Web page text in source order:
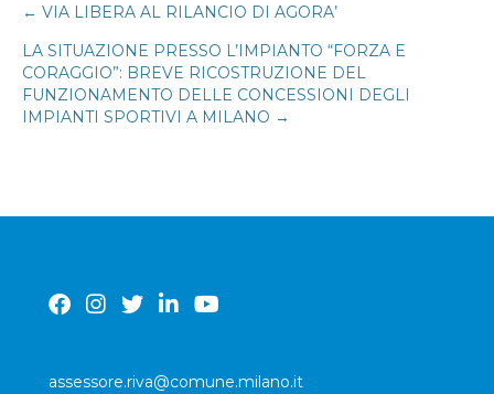
Navigazione
articoli
← VIA LIBERA AL RILANCIO DI AGORA’
LA SITUAZIONE PRESSO L’IMPIANTO “FORZA E
CORAGGIO”: BREVE RICOSTRUZIONE DEL
FUNZIONAMENTO DELLE CONCESSIONI DEGLI
IMPIANTI SPORTIVI A MILANO →
assessore.riva@comune.milano.it